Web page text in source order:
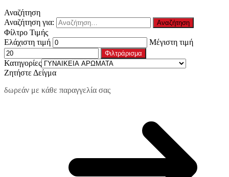
Αναζήτηση
Αναζήτηση για:
Φίλτρο Τιμής
Ελάχιστη τιμή
Μέγιστη τιμή
Φιλτράρισμα
Κατηγορίες
Ζητήστε Δείγμα
δωρεάν με κάθε παραγγελία σας